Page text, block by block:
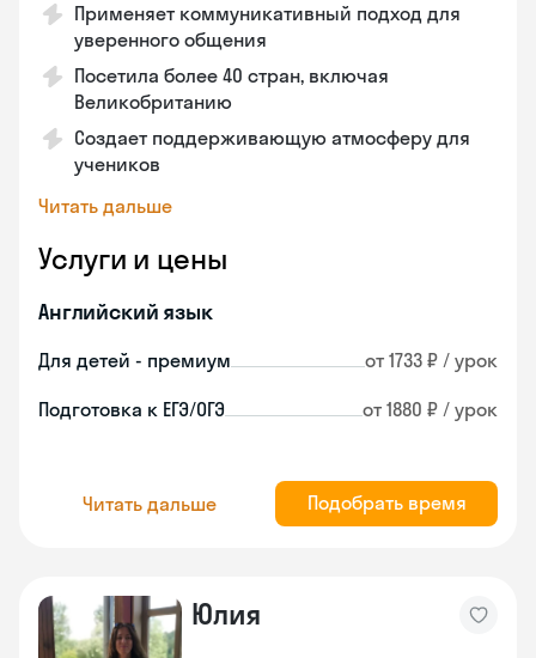
Применяет коммуникативный подход для
уверенного общения
Посетила более 40 стран, включая
Великобританию
Создает поддерживающую атмосферу для
учеников
Читать дальше
Услуги и цены
Английский язык
Для детей - премиум от 1733 ₽ / урок
Подготовка к ЕГЭ/ОГЭ от 1880 ₽ / урок
Читать дальше Подобрать время
Юлия